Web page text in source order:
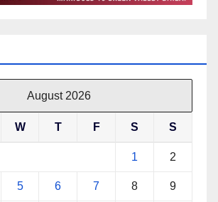
August 2026
W T F S S
1 2
5 6 7 8 9